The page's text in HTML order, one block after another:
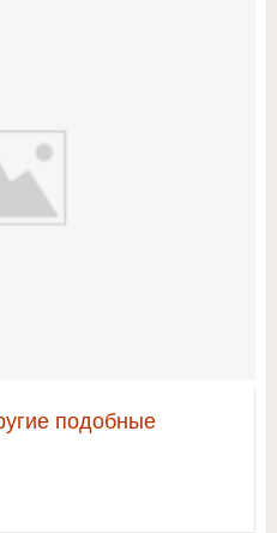
подобные